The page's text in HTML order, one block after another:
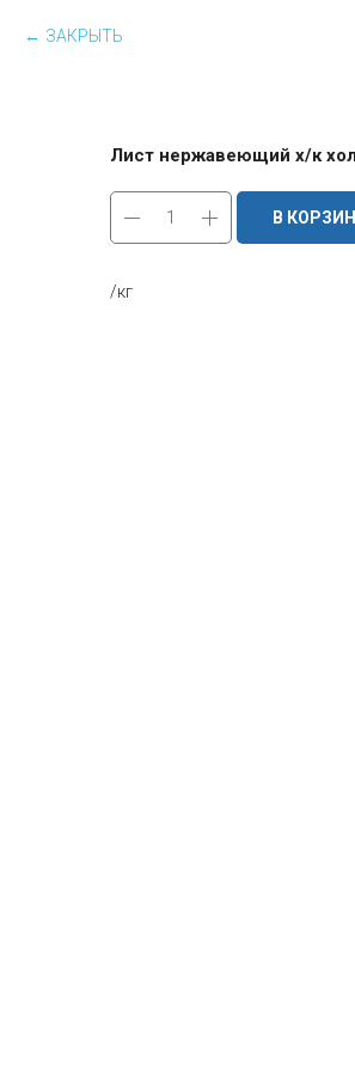
ЗАКРЫТЬ
Лист нержавеющий х/к
В
/кг